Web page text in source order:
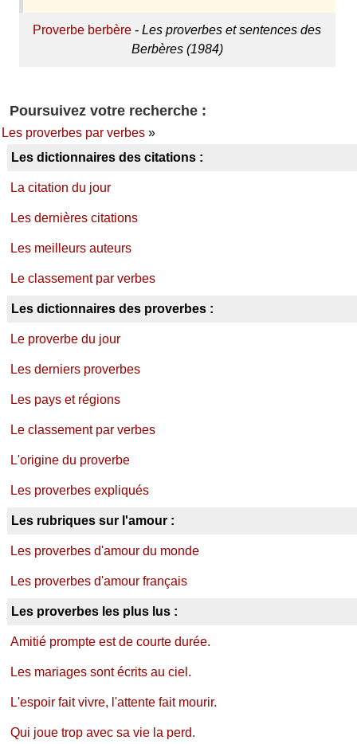
Proverbe berbère -Les proverbes et sentences des
Berbères (1984)
Poursuivez votre recherche :
Les proverbes par verbes»
Les dictionnaires des citations :
La citation du jour
Les dernières citations
Les meilleurs auteurs
Le classement par verbes
Les dictionnaires des proverbes :
Le proverbe du jour
Les derniers proverbes
Les pays et régions
Le classement par verbes
L'origine du proverbe
Les proverbes expliqués
Les rubriques sur l'amour :
Les proverbes d'amour du monde
Les proverbes d'amour français
Les proverbes les plus lus :
Amitié prompte est de courte durée.
Les mariages sont écrits au ciel.
L'espoir fait vivre, l'attente fait mourir.
Qui joue trop avec sa vie la perd.